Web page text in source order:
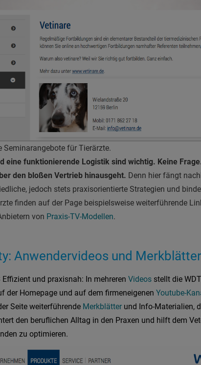
Seminarangebote für Tierärzte.
eine funktionierende Logistik sind wichtig. Keine
den bloßen Vertrieb hinausgeht. Denn hier fängt
jedoch stets praxisorientierte Strategien und
finden auf der Page beispielsweise weiterführende
von Praxis-TV-Modellen.
Anwendervideos und
Effizient und praxisnah: In mehreren Videos stellt die
der Homepage und auf dem firmeneigenen Youtube-
Seite weiterführende Merkblätter und Info-Materialien,
den beruflichen Alltag in den Praxen und hilft dem
zu optimieren.